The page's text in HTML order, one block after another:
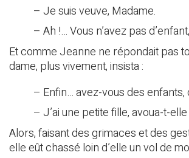
– Je suis veuve, Madame.
– Ah !… Vous n’avez pas
Et comme Jeanne ne répondait pas
dame, plus vivement, insista :
– Enfin… avez-vous des enfants,
– J’ai une petite fille, avoua-t-
Alors, faisant des grimaces et des
elle eût chassé loin d’elle un vol de